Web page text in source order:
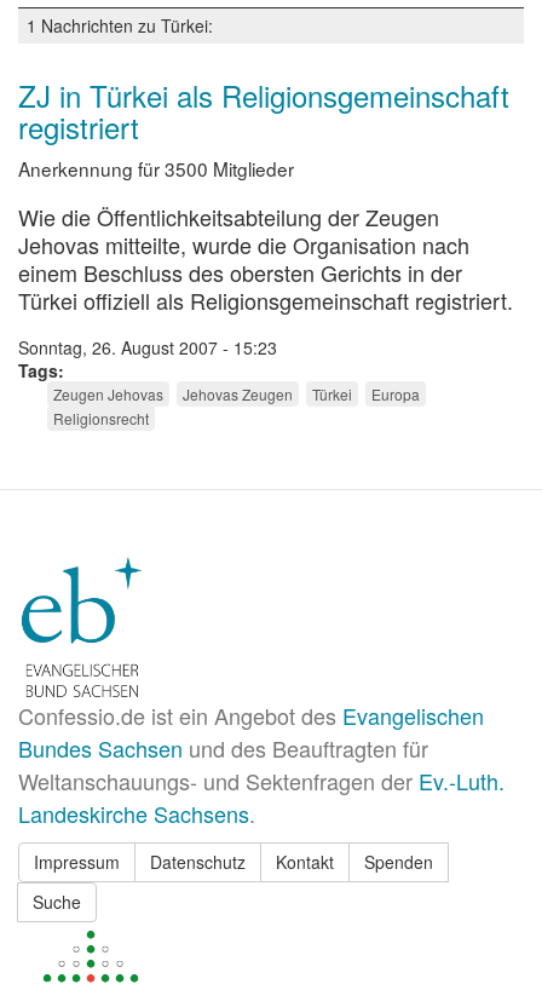
Einheit
zwischen
und
West
1 Nachrichten zu Türkei:
ZJ in Türkei als Religionsgemeinschaft
registriert
Anerkennung für 3500 Mitglieder
Wie die Öffentlichkeitsabteilung der Zeugen
Jehovas mitteilte, wurde die Organisation nach
einem Beschluss des obersten Gerichts in der
Türkei offiziell als Religionsgemeinschaft registriert.
Sonntag, 26. August 2007 - 15:23
Tags
Zeugen Jehovas Jehovas Zeugen Türkei
Europa
Religionsrecht
Confessio.de ist ein Angebot des Evangelischen
Bundes Sachsen und des Beauftragten für
Weltanschauungs- und Sektenfragen der Ev.-Luth.
Landeskirche Sachsens.
Impressum Datenschutz Kontakt
Spenden
Suche